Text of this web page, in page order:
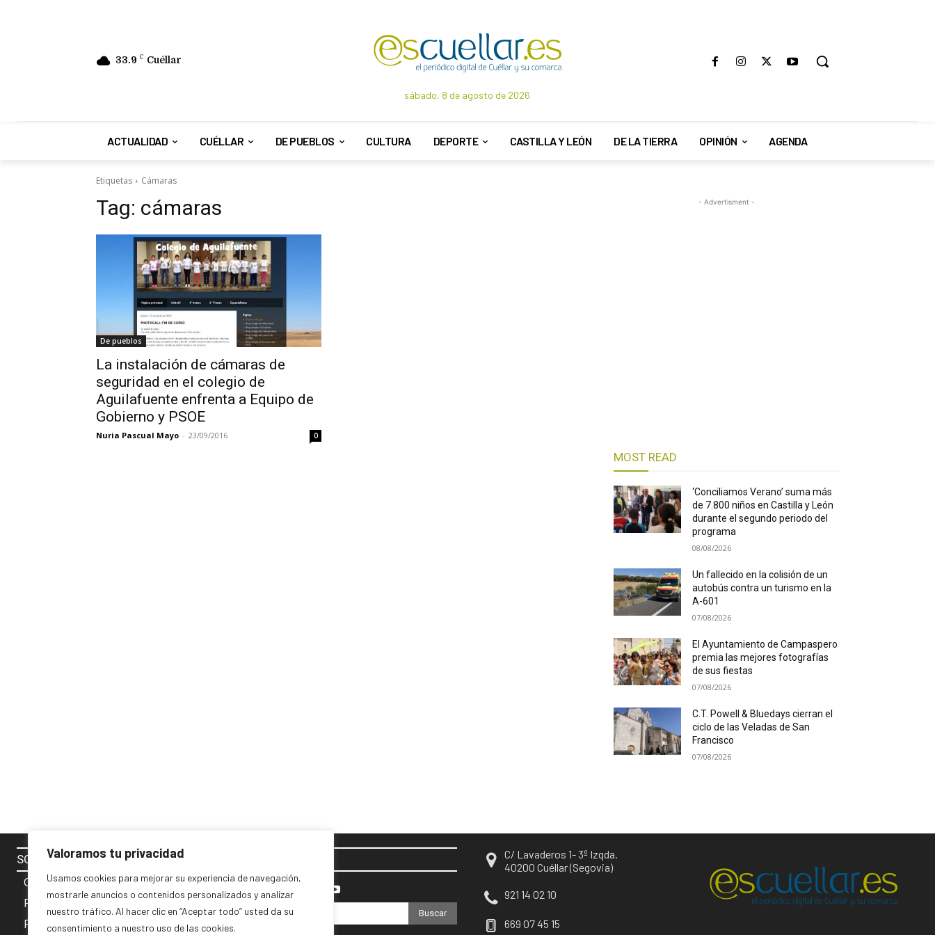
Valoramos tu privacidad
Usamos cookies para mejorar su experiencia de navegación,
mostrarle anuncios o contenidos personalizados y analizar
nuestro tráfico. Al hacer clic en “Aceptar todo” usted da su
consentimiento a nuestro uso de las cookies.
33.9 C Cuéllar
sábado, 8 de agosto de 2026
ACTUALIDAD CUÉLLAR DE PUEBLOS CULTURA DEPORTE CASTILLA Y LEÓN DE LA TIERRA OPINIÓN AGENDA
Etiquetas Cámaras
Tag: cámaras
De pueblos
La instalación de cámaras de
seguridad en el colegio de
Aguilafuente enfrenta a Equipo de
Gobierno y PSOE
Nuria Pascual Mayo - 23/09/2016 0
- Advertisment -
MOST READ
‘Conciliamos Verano’ suma más
de 7.800 niños en Castilla y León
durante el segundo periodo del
programa
08/08/2026
Un fallecido en la colisión de un
autobús contra un turismo en la
A-601
07/08/2026
El Ayuntamiento de Campaspero
premia las mejores fotografías
de sus fiestas
07/08/2026
C.T. Powell & Bluedays cierran el
ciclo de las Veladas de San
Francisco
07/08/2026
SOBRE NOSOTROS
Contacto
Política de cookies
Privacidad y Aviso Legal
Buscar
C/ Lavaderos 1- 3º Izqda.
40200 Cuéllar (Segovia)
921 14 02 10
669 07 45 15